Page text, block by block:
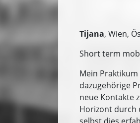
Tijana, Wien,
Short term
Mein
dazugehörige
neue Kontakte
Horizont durch